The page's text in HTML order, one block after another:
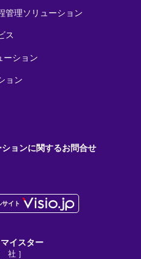
管理ソリューション
ス
ーション
ョン
ョンに関するお問合せ
イスター
社 ］